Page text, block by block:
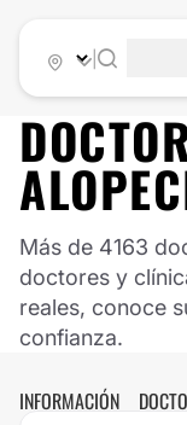
Más de 4163
doctores y
reales, conoce
confianza.
INFORMACIÓN